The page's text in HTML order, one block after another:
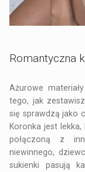
Romantyczna
Ażurowe
tego, jak
się sprawdzą jako
Koronka jest
połączoną z
niewinnego,
sukienki pasują